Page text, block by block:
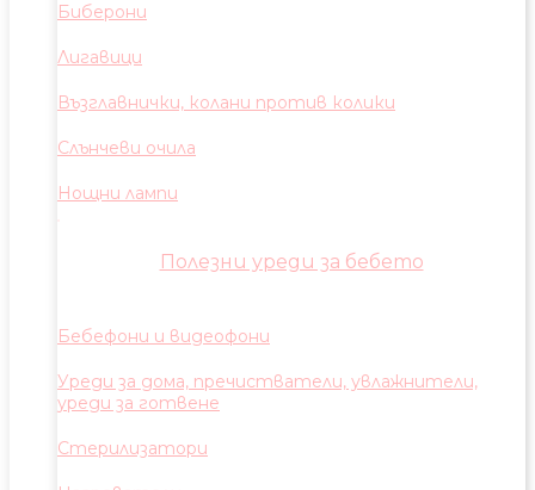
Биберони
Лигавици
Възглавнички, колани против колики
Слънчеви очила
Нощни лампи
Полезни уреди за бебето
Бебефони и видеофони
Уреди за дома, пречистватели, увлажнители,
уреди за готвене
Стерилизатори